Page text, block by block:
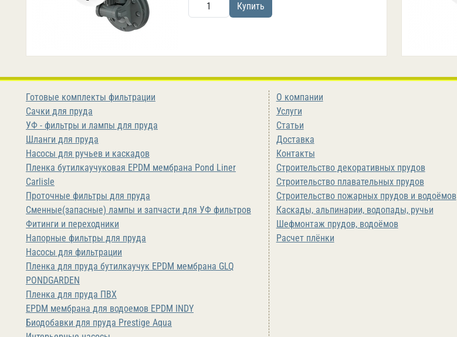
Купить
Готовые комплекты фильтрации
Сачки для пруда
УФ - фильтры и лампы для пруда
Шланги для пруда
Насосы для ручьев и каскадов
Пленка бутилкаучуковая EPDM мембрана Pond Liner
Carlisle
Проточные фильтры для пруда
Сменные(запасные) лампы и запчасти для УФ фильтров
Фитинги и переходники
Напорные фильтры для пруда
Насосы для фильтрации
Пленка для пруда бутилкаучук EPDM мембрана GLQ
PONDGARDEN
Пленка для пруда ПВХ
EPDM мембрана для водоемов EPDM INDY
Биодобавки для пруда Prestige Aqua
О компании
Услуги
Статьи
Доставка
Контакты
Строительство декоративных прудов
Строительство плавательных прудов
Строительство пожарных прудов и водоёмов
Каскады, альпинарии, водопады, ручьи
Шефмонтаж прудов, водоёмов
Расчет плёнки